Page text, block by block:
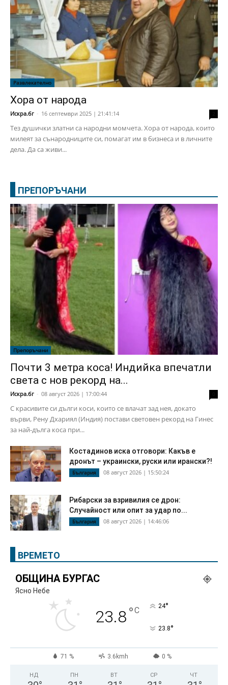
Развлекателно
Хора от народа
Искра.бг - 16 септември 2025 | 21:41:14
Тез душички златни са народни момчета. Хора от народа, които
милеят за сънародниците си, помагат им в бизнеса и в личните
дела. Да са живи...
ПРЕПОРЪЧАНИ
Препоръчани
Почти 3 метра коса! Индийка впечатли
света с нов рекорд на...
Искра.бг - 08 август 2026 | 17:00:44
С красивите си дълги коси, които се влачат зад нея, докато
върви, Рену Дхариял (Индия) постави световен рекорд на Гинес
за най-дълга коса при...
Костадинов иска отговори: Какъв е
дронът – украински, руски или ирански?!
България 08 август 2026 | 15:50:24
Рибарски за взривилия се дрон:
Случайност или опит за удар по...
България 08 август 2026 | 14:46:06
ВРЕМЕТО
ОБЩИНА БУРГАС
Ясно Небе
23.8°C 24°
23.8°
71 % 3.6kmh 0 %
НД ПН ВТ СР ЧТ